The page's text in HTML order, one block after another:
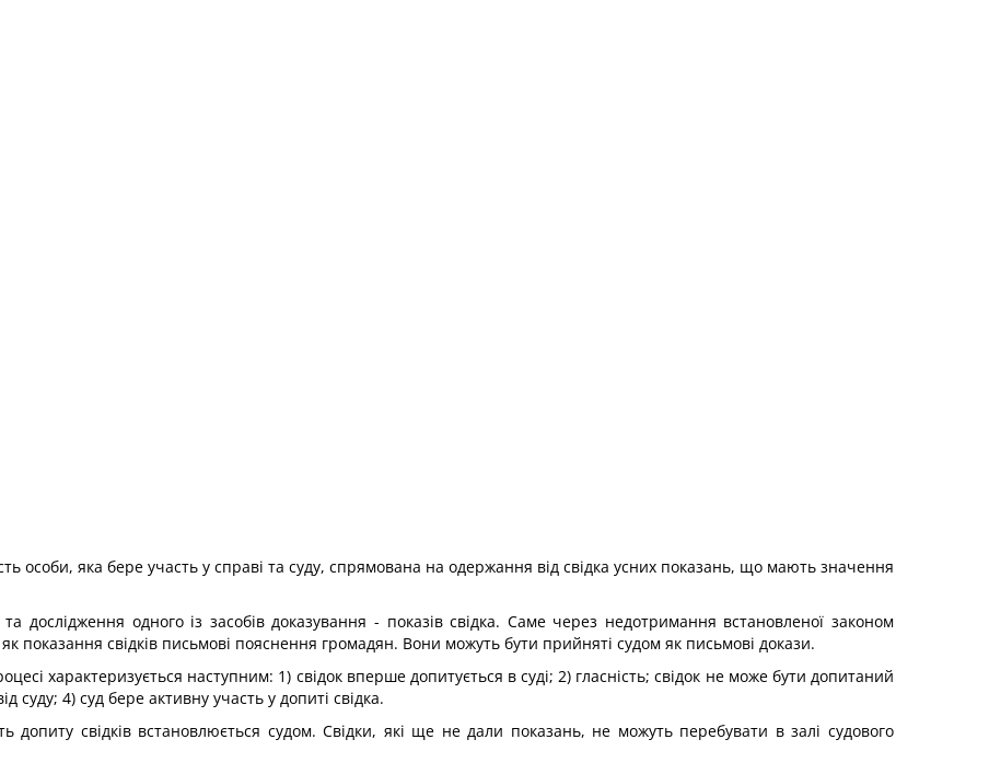
особи, яка бере участь у справі та суду, спрямована на одержання від свідка усних показань, що мають значення
дослідження одного із засобів доказування - показів свідка. Саме через недотримання встановленої законом
показання свідків письмові пояснення громадян. Вони можуть бути прийняті судом як письмові докази.
характеризується наступним: 1) свідок вперше допитується в суді; 2) гласність; свідок не може бути допитаний
суду; 4) суд бере активну участь у допиті свідка.
допиту свідків встановлюється судом. Свідки, які ще не дали показань, не можуть перебувати в залі судового